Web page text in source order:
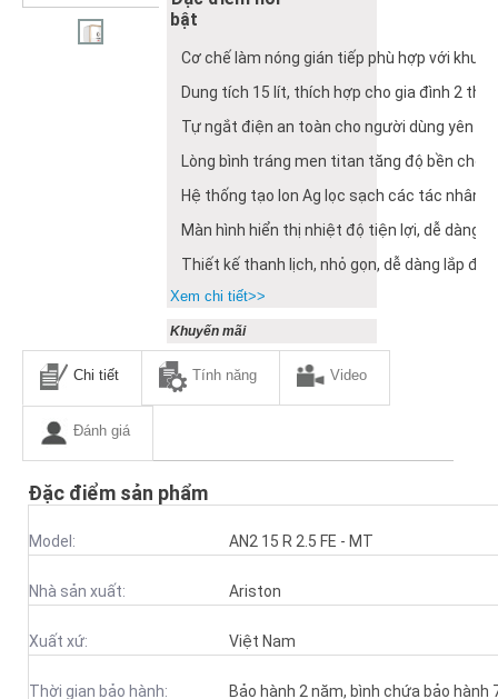
bật
Cơ chế làm nóng gián tiếp phù hợp với khu
Dung tích 15 lít, thích hợp cho gia đình 2
Tự ngắt điện an toàn cho người dùng yên
Lòng bình tráng men titan tăng độ bền cho
Hệ thống tạo Ion Ag lọc sạch các tác nhân
Màn hình hiển thị nhiệt độ tiện lợi, dễ dàng
Thiết kế thanh lịch, nhỏ gọn, dễ dàng lắp đặt
Xem chi tiết>>
Khuyến mãi
Chi tiết Tính năng Video
Đánh giá
Đặc điểm sản phẩm
Model: AN2 15 R 2.5 FE - MT
Nhà sản xuất: Ariston
Xuất xứ: Việt Nam
Thời gian bảo hành:
Bảo hành 2 năm, bình chứa bảo hành